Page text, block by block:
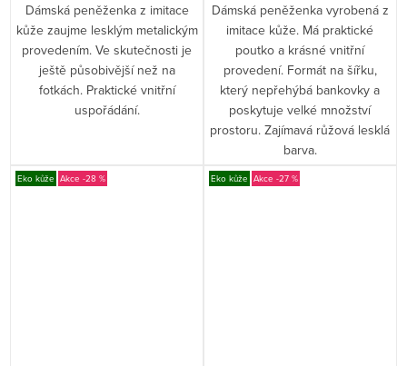
Dámská peněženka z imitace
kůže zaujme lesklým metalickým
provedením. Ve skutečnosti je
ještě působivější než na
fotkách. Praktické vnitřní
uspořádání.
Dámská peněženka vyrobená z
imitace kůže. Má praktické
poutko a krásné vnitřní
provedení. Formát na šířku,
který nepřehýbá bankovky a
poskytuje velké množství
prostoru. Zajímavá růžová lesklá
barva.
Eko kůže -28 % Eko kůže -27 %